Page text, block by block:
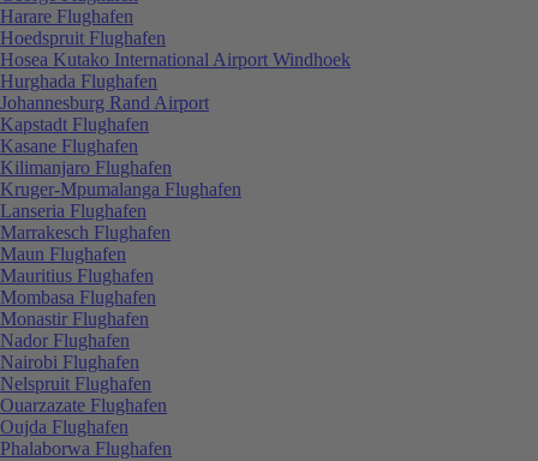
Harare Flughafen
Hoedspruit Flughafen
Hosea Kutako International Airport Windhoek
Hurghada Flughafen
Johannesburg Rand Airport
Kapstadt Flughafen
Kasane Flughafen
Kilimanjaro Flughafen
Kruger-Mpumalanga Flughafen
Lanseria Flughafen
Marrakesch Flughafen
Maun Flughafen
Mauritius Flughafen
Mombasa Flughafen
Monastir Flughafen
Nador Flughafen
Nairobi Flughafen
Nelspruit Flughafen
Ouarzazate Flughafen
Oujda Flughafen
Phalaborwa Flughafen